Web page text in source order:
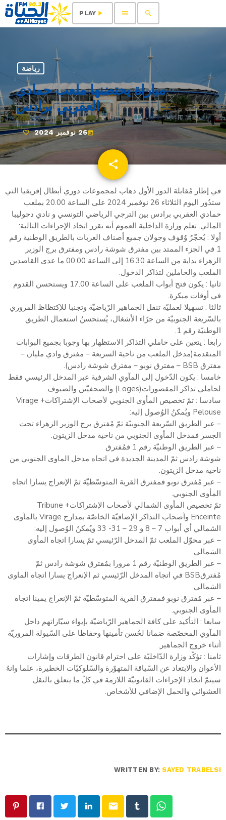
search
menu
play_arrow
PLAY
رياضة
مباراة يحتضنها ملعب حمادي
العقربي برادس
today26 نوفمبر 2024
share
email
في إطار مُقابلة الدور الأول ذهاب لمجموعات دوري أبطال إفريقيا التي
ستدُور اليوم الثلاثاء 26 نوفمبر 2024 على الساعة 20.00 بملعب
حمادي العقربي برادس بين الترجي الرياضي التونسي و نادي دجوليبا
المالي. تعلم وزارة الداخلية العموم أنه تقرر اتخاذ الإجراءات التالية:
أولا : يُحجّرُ وُقوف وجولان جميع أصناف العربات بالطريق الوطنية رقم
1 في الجزء الممتد بين مفترق شوشة رادس ومفترق برج الوزير
الزهراء بداية من الساعة 16.30 إلى الساعة 00.00 ما عدى القاصدين
الملعب والحاملين لتذاكر الدخول.
ثانيا : يكون فتح أبواب الملعب على الساعة 17.00 ويستحسن القدوم
في أوقات مبكرة.
ثالثا : تسهيلا لعمليّة تنقل الجماهير الرّياضيّة وتجنبا للإكتظاظ المروري
بالسّريعة الجنوبيّة من جرّاء الأشغال، يُستحسنُ استعمال الطريق
الوطنيّة رقم 1.
رابعا : يتعين على حاملي التذاكر الاستظهار بها وجوبا بجميع البوابات
المتقدمة(مدخل الملعب من ناحية السريعة – مفترق وادي مليان –
مفترق BSB – مفترق نوبو – مفترق شوشة رادس).
خامسا : يكون الدّخول إلى المآوي الشرفية عبر المدخل الرئيسي فقط
لحاملي تذاكر المقصورات(Loges) والصحفيّين والضيوف.
سادسا : تمّ تخصيص المأوى الجنوبي لأصحاب الإشتراكاتVirage +
Pelouse ويُمكنُ الوُصول إليه:
– عبر الطريق السّريعة الجنوبيّة ثمّ مُفترق برج الوزير الزهراء تحت
الجسر فمدخل المأوى الجنوبي من ناحية مدخل الزيتون.
– عبر الطريق الوطنيّة رقم 1 فمُفترق
شوشة رادس ثمّ المدينة الجديدة في اتجاه مدخل الماوى الجنوبي من
ناحية مدخل الزيتون.
– عبر مُفترق نوبو فمفترق القرية المتوسّطيّة ثمّ الإنعراج يسارا اتجاه
المأوى الجنوبي.
تمّ تخصيص المأوى الشمالي لأصحاب الإشتراكاتTribune +
Enceinte وأصحاب التذاكر الإضافيّة الخاصّة بمدارج Virage بالمأوى
الشمالي أي أبواب 7 – 8 و 29 – 31- 33 ويُمكنُ الوُصول إليه:
– عبر محوّل الملعب ثمّ المدخل الرّئيسي ثمّ يسارا اتجاه المأوى
الشمالي.
– عبر الطريق الوطنيّة رقم 1 مرورا بمُفترق شوشة رادس ثمّ
مُفترقBSB في اتجاه المدخل الرّئيسي ثم الإنعراج يسارا اتجاه الماوى
الشمالي.
– عبر مُفترق نوبو فمفترق القرية المتوسّطيّة ثمّ الإنعراج يمينا اتجاه
المأوى الجنوبي.
سابعا : التأكيد على كافة الجماهير الرّياضيّة بإيواء سيّاراتهم داخل
المآوي المخصّصة ضمانا لحُسن تأمينها وحفاظا على السّيولة المروريّة
أثناء خروج الجماهير.
ثامنا : تؤكّد وزارة الدّاخليّة على احترام قانون الطرقات وإشارات
الأعوان والابتعاد عن السّياقة المتهوّرة والسّلوكيّات الخطيرة، علما وانهُ
سيتمّ اتخاذ الإجراءات القانونيّة اللازمة في كلّ ما يتعلق بالنقل
العشوائي والحمل الإضافي للأشخاص.
WRITTEN BY:SAYED TRABELSI
email